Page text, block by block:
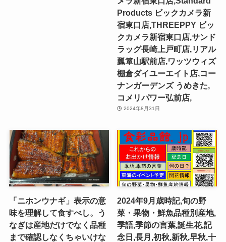
Products ビックカメラ新
宿東口店,THREEPPY ビッ
クカメラ新宿東口店,サンド
ラッグ長崎上戸町店,リアル
瓢箪山駅前店,ワッツウィズ
棚倉ダイユーエイト店,コー
ナンガーデンズ うめきた,
コメリパワー弘前店,
2024年8月31日
「ニホンウナギ」表示の意
味を理解して食すべし。う
なぎは産地だけでなく品種
まで確認しなくちゃいけな
2024年9月歳時記,旬の野
菜・果物・鮮魚品種別産地,
季語,季節の言葉,誕生花,記
念日,長月,初秋,新秋,早秋,十